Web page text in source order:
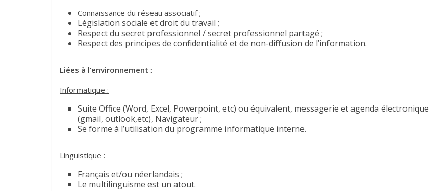
Connaissance du réseau associatif ;
Législation sociale et droit du travail ;
Respect du secret professionnel / secret professionnel partagé ;
Respect des principes de confidentialité et de non-diffusion de l’information.
Liées à l’environnement :
Informatique :
Suite Office (Word, Excel, Powerpoint, etc) ou équivalent, messagerie et agenda électronique
(gmail, outlook,etc), Navigateur ;
Se forme à l’utilisation du programme informatique interne.
Linguistique :
Français et/ou néerlandais ;
Le multilinguisme est un atout.